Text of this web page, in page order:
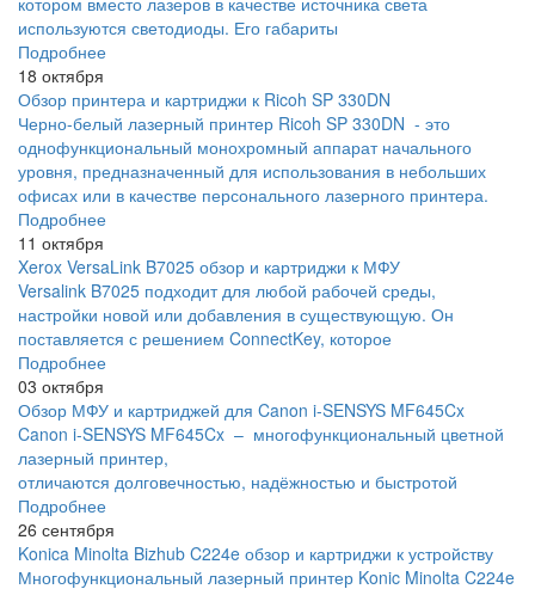
используются светодиоды. Его габариты
Подробнее
18 октября
Обзор принтера и картриджи к Ricoh SP 330DN
Черно-белый лазерный принтер Ricoh SP 330DN - это
однофункциональный монохромный аппарат начального
уровня, предназначенный для использования в небольших
офисах или в качестве персонального лазерного принтера.
Подробнее
11 октября
Xerox VersaLink B7025 обзор и картриджи к МФУ
Versalink B7025 подходит для любой рабочей среды,
настройки новой или добавления в существующую. Он
поставляется с решением ConnectKey, которое
Подробнее
03 октября
Обзор МФУ и картриджей для Canon i-SENSYS MF645Cx
Canon i-SENSYS MF645Cx – многофункциональный цветной
лазерный принтер,
отличаются долговечностью, надёжностью и быстротой
Подробнее
26 сентября
Konica Minolta Bizhub C224e обзор и картриджи к устройству
Многофункциональный лазерный принтер Konic Minolta C224e